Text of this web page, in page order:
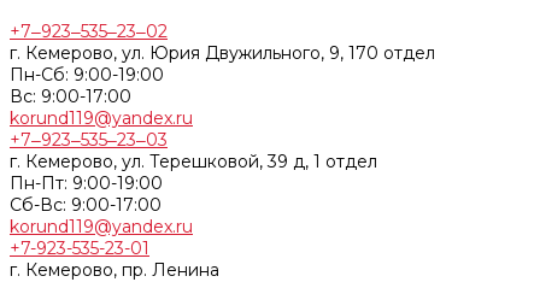
+7‒923‒535‒23‒02
г. Кемерово, ул. Юрия Двужильного, 9, 170 отдел
Пн-Сб: 9:00-19:00
Вс: 9:00-17:00
korund119@yandex.ru
+7‒923‒535‒23‒03
г. Кемерово, ул. Терешковой, 39 д, 1 отдел
Пн-Пт: 9:00-19:00
Cб-Вс: 9:00-17:00
korund119@yandex.ru
+7-923-535-23-01
г. Кемерово, пр. Ленина